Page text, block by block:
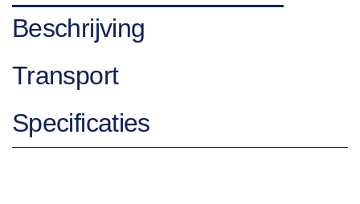
Beschrijving
Transport
Specificaties